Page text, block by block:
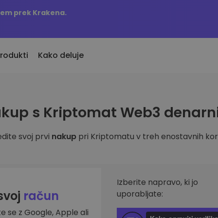
prek Krakena.
dodani
dodane kriptovalute
bi kupil 100 EUR…
KriptoEarn
Zaslužite nagrade s svojim
Trezor
Redno načrtovane naložbe (DCA)
Opozorila o
Ažurne
Raziščite
Pametni
učinkovitost
Kako deluje
s Kriptomat Web3
svoj prvi nakuppri Kriptomatu v treh enostavnih
račun
se z Google, Apple ali
Izberite napravo, ki jo
uporabljate: